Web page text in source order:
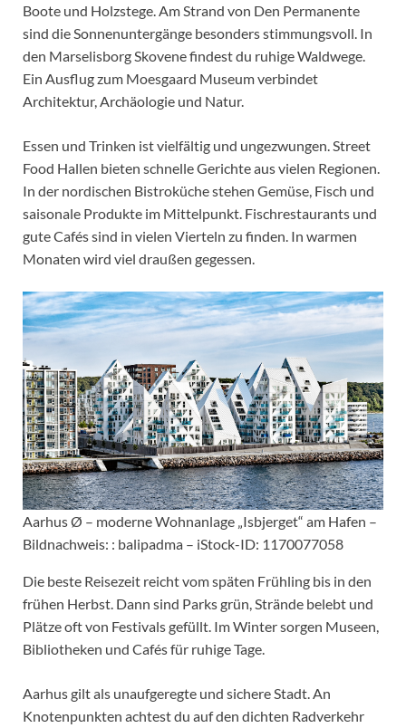
Boote und Holzstege. Am Strand von Den Permanente
sind die Sonnenuntergänge besonders stimmungsvoll. In
den Marselisborg Skovene findest du ruhige Waldwege.
Ein Ausflug zum Moesgaard Museum verbindet
Architektur, Archäologie und Natur.
Essen und Trinken ist vielfältig und ungezwungen. Street
Food Hallen bieten schnelle Gerichte aus vielen Regionen.
In der nordischen Bistroküche stehen Gemüse, Fisch und
saisonale Produkte im Mittelpunkt. Fischrestaurants und
gute Cafés sind in vielen Vierteln zu finden. In warmen
Monaten wird viel draußen gegessen.
Aarhus Ø – moderne Wohnanlage „Isbjerget“ am Hafen –
Bildnachweis: : balipadma – iStock-ID: 1170077058
Die beste Reisezeit reicht vom späten Frühling bis in den
frühen Herbst. Dann sind Parks grün, Strände belebt und
Plätze oft von Festivals gefüllt. Im Winter sorgen Museen,
Bibliotheken und Cafés für ruhige Tage.
Aarhus gilt als unaufgeregte und sichere Stadt. An
Knotenpunkten achtest du auf den dichten Radverkehr